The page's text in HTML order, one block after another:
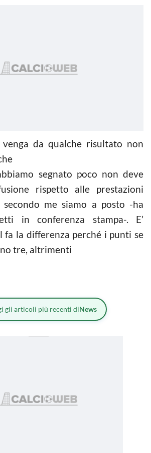
da qualche risultato non
segnato poco non deve
rispetto alle prestazioni
me siamo a posto -ha
in conferenza stampa-. E’
fa la differenza perché i punti se
tre, altrimenti
gli articoli più recenti diNews